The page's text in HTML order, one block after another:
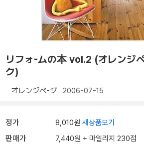
リフォ-ムの本 vol.2 (オレンジ
ク)
オレンジペ-ジ 2006-07-15
정가 8,010원 새상품보기
판매가 7,440원 + 마일리지 230점